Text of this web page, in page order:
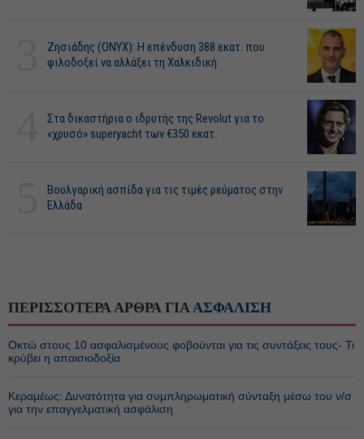
Ζησιάδης (ONYX): Η επένδυση 388 εκατ. που
φιλοδοξεί να αλλάξει τη Χαλκιδική
Στα δικαστήρια ο ιδρυτής της Revolut για το
«χρυσό» superyacht των €350 εκατ.
Βουλγαρική ασπίδα για τις τιμές ρεύματος στην
Ελλάδα
ΠΕΡΙΣΣΟΤΕΡΑ ΑΡΘΡΑ ΓΙΑ ΑΣΦΑΛΙΣΗ
Οκτώ στους 10 ασφαλισμένους φοβούνται για τις συντάξεις τους- Τι
κρύβει η απαισιοδοξία
Κεραμέως: Δυνατότητα για συμπληρωματική σύνταξη μέσω του ν/σ
για την επαγγελματική ασφάλιση